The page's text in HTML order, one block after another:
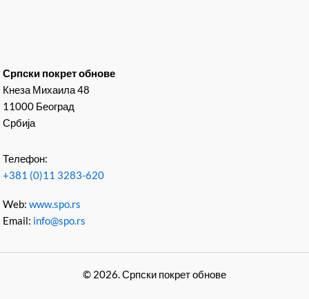
Српски покрет обнове
Кнеза Михаила 48
11000 Београд
Србија
Телефон:
+381 (0)11 3283-620
Web:www.spo.rs
Email: info@spo.rs
© 2026. Српски покрет обнове